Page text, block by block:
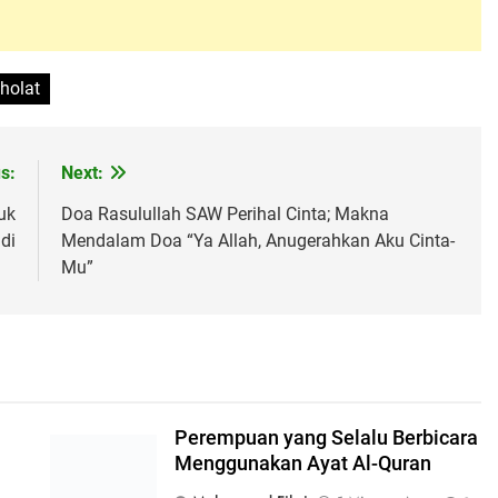
Next:
Doa Rasulullah SAW Perihal Cinta; Makna
Mendalam Doa “Ya Allah, Anugerahkan Aku Cinta-
Mu”
Perempuan yang Selalu Berbicara
Menggunakan Ayat Al-Quran